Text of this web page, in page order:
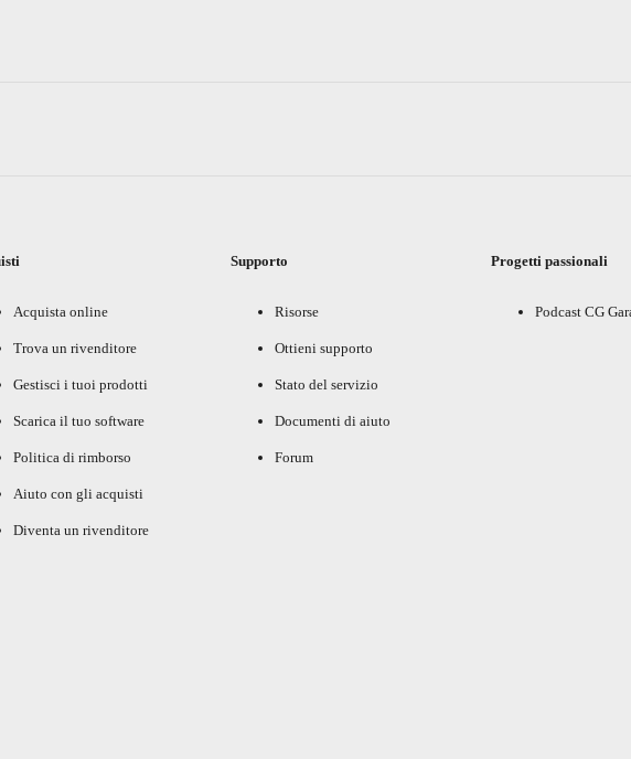
Acquista online
Trova un rivenditore
Gestisci i tuoi prodotti
Scarica il tuo software
Politica di rimborso
Aiuto con gli acquisti
Diventa un rivenditore
Supporto
Risorse
Ottieni supporto
Stato del servizio
Documenti di aiuto
Forum
Progetti passionali
Podcast CG